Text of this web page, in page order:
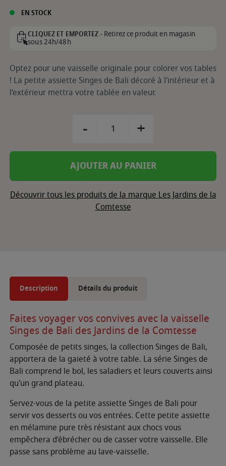
EN STOCK
CLIQUEZ ET EMPORTEZ -Retirez ce produit en magasin
sous 24h/48h
Optez pour une vaisselle originale pour colorer vos tables
! La petite assiette Singes de Bali décoré à l'intérieur et à
l'extérieur mettra votre tablée en valeur.
- +
AJOUTER AU PANIER
Découvrir tous les produits de la marque Les Jardins de la
Comtesse
Description Détails du produit
Faites voyager vos convives avec la vaisselle
Singes de Bali des Jardins de la Comtesse
Composée de petits singes, la collection Singes de Bali,
apportera de la gaieté à votre table. La série Singes de
Bali comprend le bol, les saladiers et leurs couverts ainsi
qu'un grand plateau.
Servez-vous de la petite assiette Singes de Bali pour
servir vos desserts ou vos entrées. Cette petite assiette
en mélamine pure très résistant aux chocs vous
empêchera d’ébrécher ou de casser votre vaisselle. Elle
passe sans problème au lave-vaisselle.